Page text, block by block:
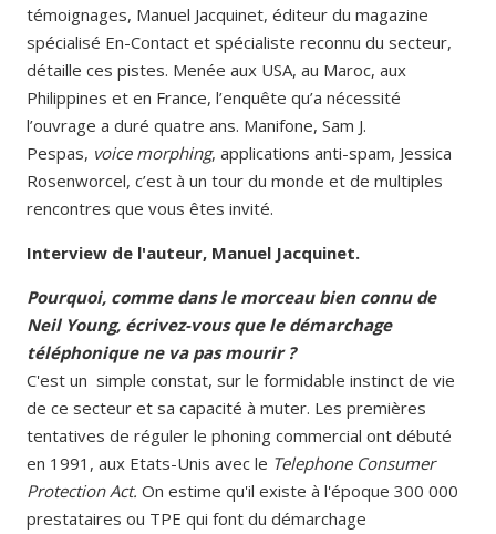
témoignages, Manuel Jacquinet, éditeur du magazine
spécialisé En-Contact et spécialiste reconnu du secteur,
détaille ces pistes. Menée aux USA, au Maroc, aux
Philippines et en France, l’enquête qu’a nécessité
l’ouvrage a duré quatre ans. Manifone, Sam J.
Pespas, voice morphing, applications anti-spam, Jessica
Rosenworcel, c’est à un tour du monde et de multiples
rencontres que vous êtes invité.
Interview de l'auteur, Manuel Jacquinet.
Pourquoi, comme dans le morceau bien connu de
Neil Young, écrivez-vous que le démarchage
téléphonique ne va pas mourir ?
C'est un simple constat, sur le formidable instinct de vie
de ce secteur et sa capacité à muter. Les premières
tentatives de réguler le phoning commercial ont débuté
en 1991, aux Etats-Unis avec le Telephone Consumer
Protection Act. On estime qu'il existe à l'époque 300 000
prestataires ou TPE qui font du démarchage